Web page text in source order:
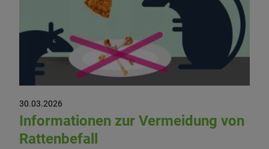
30.03.2026
Informationen zur Vermeidung von
Rattenbefall